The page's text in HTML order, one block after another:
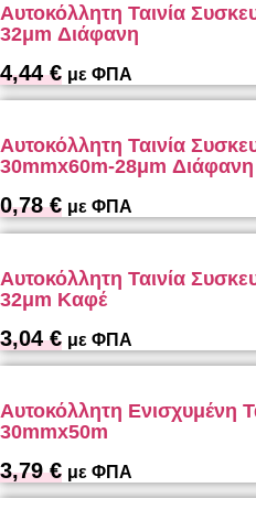
Αυτοκόλλητη Ταινία
32μm Διάφανη
4,44€ με ΦΠΑ
Αυτοκόλλητη Ταινία
30mmx60m-28μm
0,78€ με ΦΠΑ
Αυτοκόλλητη Ταινία
32μm Καφέ
3,04€ με ΦΠΑ
Αυτοκόλλητη Ενισχυμένη
30mmx50m
3,79€ με ΦΠΑ